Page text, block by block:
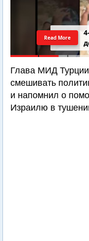
Read More
Глава МИД Турции
смешивать
и напомнил о
Израилю в